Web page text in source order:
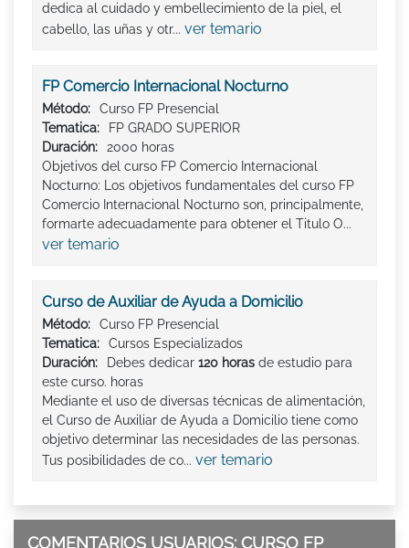
dedica al cuidado y embellecimiento de la piel, el
cabello, las uñas y otr... ver temario
FP Comercio Internacional Nocturno
Método:
Curso FP Presencial
Tematica:
FP GRADO SUPERIOR
Duración:
2000 horas
Objetivos del curso FP Comercio Internacional
Nocturno: Los objetivos fundamentales del curso FP
Comercio Internacional Nocturno son, principalmente,
formarte adecuadamente para obtener el Titulo O...
ver temario
Curso de Auxiliar de Ayuda a Domicilio
Método:
Curso FP Presencial
Tematica:
Cursos Especializados
Duración:
Debes dedicar 120 horas de estudio para
este curso. horas
Mediante el uso de diversas técnicas de alimentación,
el Curso de Auxiliar de Ayuda a Domicilio tiene como
objetivo determinar las necesidades de las personas.
Tus posibilidades de co... ver temario
COMENTARIOS USUARIOS: CURSO FP